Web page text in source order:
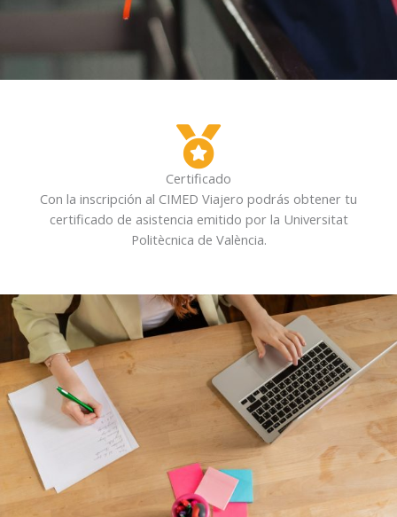
Certificado
Con la inscripción al CIMED Viajero podrás obtener tu
certificado de asistencia emitido por la Universitat
Politècnica de València.